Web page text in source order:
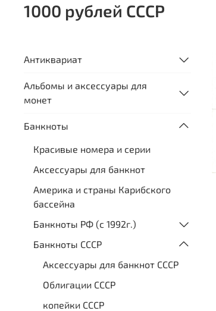
1000 рублей СССР
Антиквариат
Альбомы и аксессуары для
монет
Банкноты
Красивые номера и серии
Аксессуары для банкнот
Америка и страны Карибского
бассейна
Банкноты РФ (с 1992г.)
Банкноты СССР
Аксессуары для банкнот СССР
Облигации СССР
копейки СССР